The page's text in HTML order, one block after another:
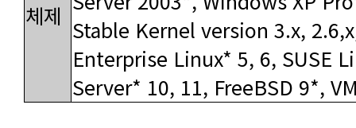
체제
Server* 10, 11, FreeBSD 9*,